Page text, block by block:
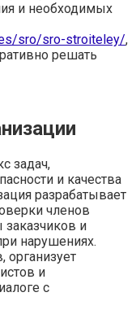
и необходимых
sro/sro-stroiteley/,
решать
задач,
и качества
разрабатывает
членов
заказчиков и
нарушениях.
организует
и
с